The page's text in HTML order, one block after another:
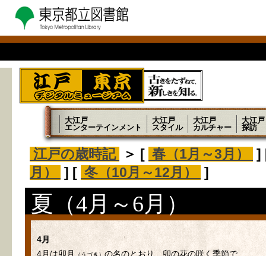
大江戸
エンターテインメント
大江戸
スタイル
大江戸
カルチャー
大江戸
探訪
江戸の歳時記 ＞ [ 春（1月～3月）
]
月）
] [ 冬（10月～12月） ]
夏（4月～6月）
4月
4月は卯月
（うづき） の名のとおり、卯の花の咲く季節で